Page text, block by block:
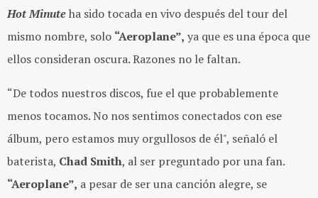
Hot Minuteha sido tocada en vivo después del tour del
mismo nombre, solo “Aeroplane”, ya que es una época que
ellos consideran oscura. Razones no le faltan.
“De todos nuestros discos, fue el que probablemente
menos tocamos. No nos sentimos conectados con ese
álbum, pero estamos muy orgullosos de él", señaló el
baterista, Chad Smith, al ser preguntado por una fan.
“Aeroplane”, a pesar de ser una canción alegre, se